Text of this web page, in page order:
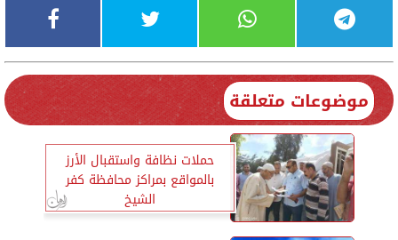
موضوعات متعلقة
حملات نظافة واستقبال الأرز
بالمواقع بمراكز محافظة كفر
الشيخ